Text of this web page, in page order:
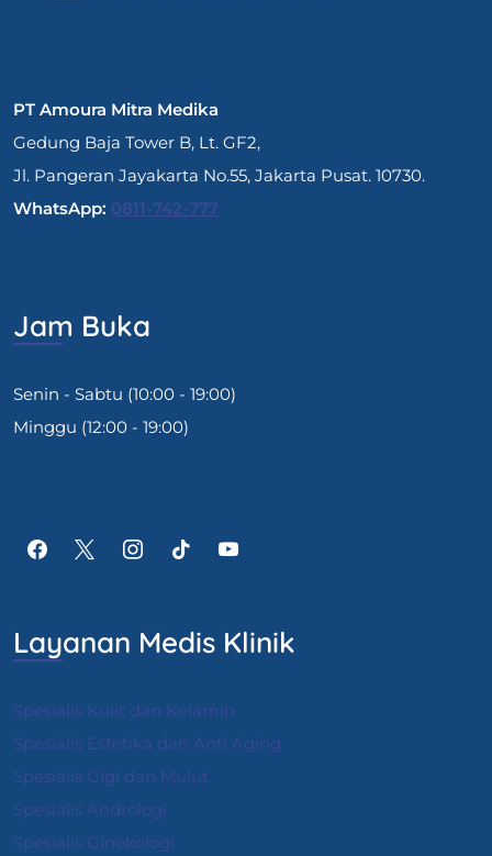
PT Amoura Mitra Medika
Gedung Baja Tower B, Lt. GF2,
Jl. Pangeran Jayakarta No.55, Jakarta Pusat. 10730.
WhatsApp: 0811-742-777
Jam Buka
Senin - Sabtu (10:00 - 19:00)
Minggu (12:00 - 19:00)
Layanan Medis Klinik
Spesialis Kulit dan Kelamin
Spesialis Estetika dan Anti Aging
Spesialis Gigi dan Mulut
Spesialis Andrologi
Spesialis Ginekologi